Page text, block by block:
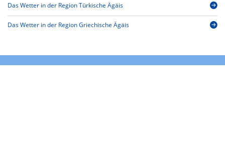
Das Wetter in der Region Türkische Ägäis
Das Wetter in der Region Griechische Ägäis